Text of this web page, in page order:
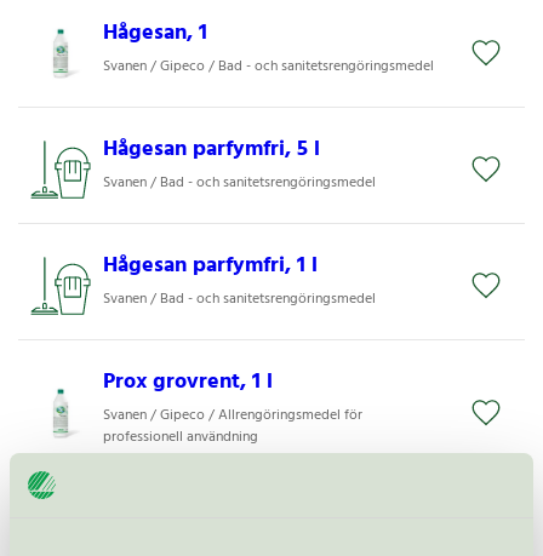
Hågesan, 1
Svanen / Gipeco / Bad - och sanitetsrengöringsmedel
Hågesan parfymfri, 5 l
Svanen / Bad - och sanitetsrengöringsmedel
Hågesan parfymfri, 1 l
Svanen / Bad - och sanitetsrengöringsmedel
Prox grovrent, 1 l
Svanen / Gipeco / Allrengöringsmedel för
professionell användning